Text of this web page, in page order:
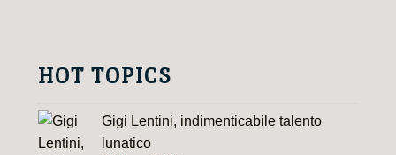
HOT TOPICS
Gigi Lentini, indimenticabile talento
lunatico